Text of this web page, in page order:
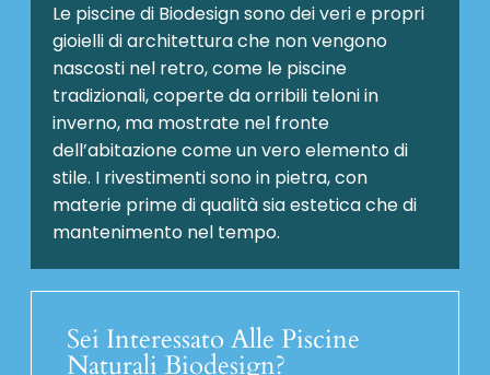
Le piscine di Biodesign sono dei veri e propri
gioielli di architettura che non vengono
nascosti nel retro, come le piscine
tradizionali, coperte da orribili teloni in
inverno, ma mostrate nel fronte
dell’abitazione come un vero elemento di
stile. I rivestimenti sono in pietra, con
materie prime di qualità sia estetica che di
mantenimento nel tempo.
Sei Interessato Alle Piscine
Naturali Biodesign?